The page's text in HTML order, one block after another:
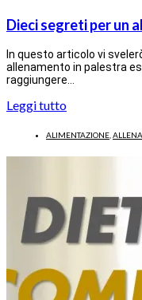
Dieci segreti per un
In questo articolo vi
allenamento in palestra
raggiungere…
Leggi tutto
ALIMENTAZIONE